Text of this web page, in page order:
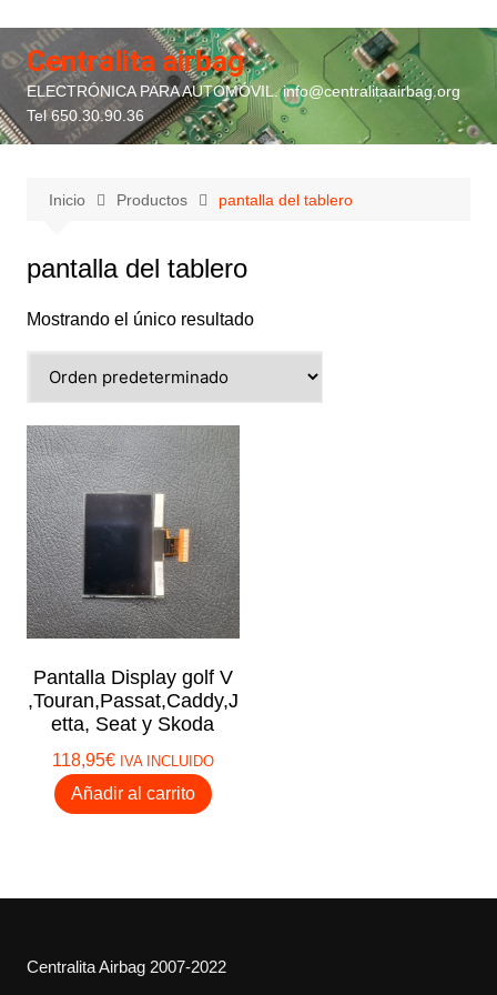
contenido
Centralita airbag
ELECTRÓNICA PARA AUTOMÓVIL. info@centralitaairbag.org
Tel 650.30.90.36
Inicio Productos pantalla del tablero
pantalla del tablero
Mostrando el único resultado
Pantalla Display golf V
,Touran,Passat,Caddy,J
etta, Seat y Skoda
118,95€ IVA INCLUIDO
Añadir al carrito
Centralita Airbag 2007-2022